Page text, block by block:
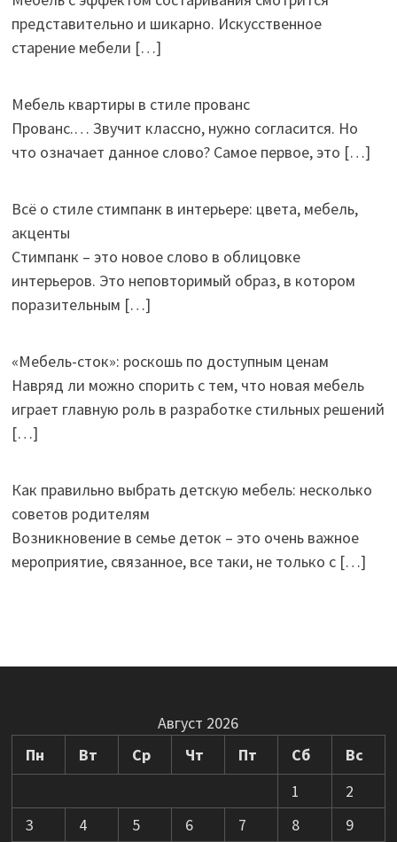
представительно и шикарно. Искусственное
старение мебели […]
Мебель квартиры в стиле прованс
Прованс.… Звучит классно, нужно согласится. Но
что означает данное слово? Самое первое, это […]
Всё о стиле стимпанк в интерьере: цвета, мебель,
акценты
Стимпанк – это новое слово в облицовке
интерьеров. Это неповторимый образ, в котором
поразительным […]
«Мебель-сток»: роскошь по доступным ценам
Навряд ли можно спорить с тем, что новая мебель
играет главную роль в разработке стильных решений
[…]
Как правильно выбрать детскую мебель: несколько
советов родителям
Возникновение в семье деток – это очень важное
мероприятие, связанное, все таки, не только с […]
Август 2026
Пн
Вт Ср Чт Пт Сб
Вс
1
2
3
4 5 6 7 8
9